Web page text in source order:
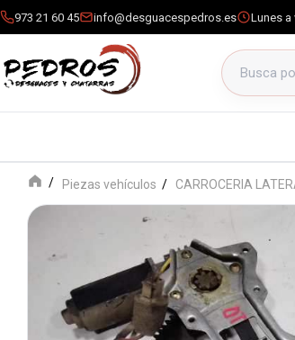
973 21 60 45 info@desguacespedros.es Lunes a
Buscar
Piezas vehículos CARROCERIA